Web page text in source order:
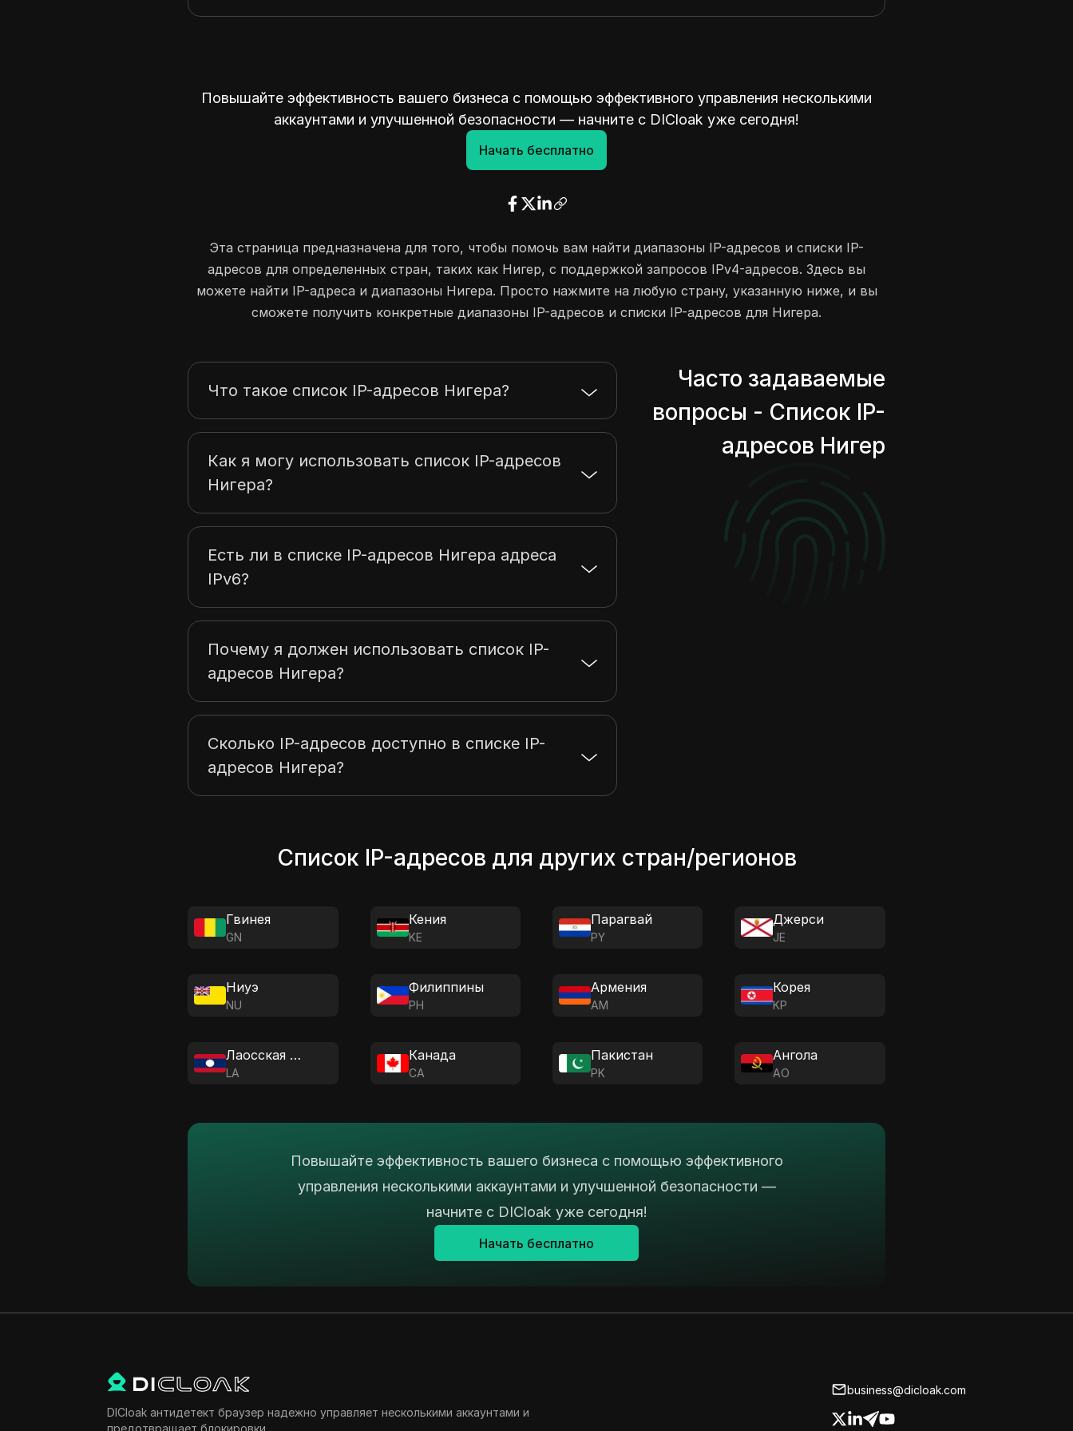
Повышайте эффективность вашего бизнеса с помощью эффективного управления несколькими
аккаунтами и улучшенной безопасности — начните с DICloak уже сегодня!
Начать бесплатно
Эта страница предназначена для того, чтобы помочь вам найти диапазоны IP-адресов и списки IP-
адресов для определенных стран, таких как Нигер, с поддержкой запросов IPv4-адресов. Здесь вы
можете найти IP-адреса и диапазоны Нигера. Просто нажмите на любую страну, указанную ниже, и вы
сможете получить конкретные диапазоны IP-адресов и списки IP-адресов для Нигера.
Часто задаваемые
вопросы - Список IP-
адресов Нигер
Что такое список IP-адресов Нигера?
Как я могу использовать список IP-адресов
Нигера?
Есть ли в списке IP-адресов Нигера адреса
IPv6?
Почему я должен использовать список IP-
адресов Нигера?
Сколько IP-адресов доступно в списке IP-
адресов Нигера?
Список IP-адресов для других стран/регионов
Гвинея
GN
Кения
KE
Парагвай
PY
Джерси
JE
Ниуэ
NU
Филиппины
PH
Армения
AM
Корея
KP
Лаосская Народно-Демократическая Республика
LA
Канада
CA
Пакистан
PK
Ангола
AO
Повышайте эффективность вашего бизнеса с помощью эффективного
управления несколькими аккаунтами и улучшенной безопасности —
начните с DICloak уже сегодня!
Начать бесплатно
DICloak антидетект браузер надежно управляет несколькими аккаунтами и
предотвращает блокировки
business@dicloak.com